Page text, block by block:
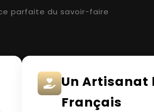
parfaite du savoir-faire
Un Artisanat
Français